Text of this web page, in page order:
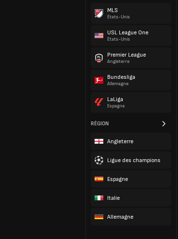
MLS
États-Unis
USL League One
États-Unis
Premier League
Angleterre
Bundesliga
Allemagne
LaLiga
Espagne
RÉGION
Angleterre
Ligue des champions
Espagne
Italie
Allemagne